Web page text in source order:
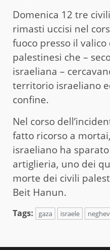
Domenica 12 tre
rimasti uccisi nel
fuoco presso il
palestinesi che –
israeliana –
territorio israeliano
confine.
Nel corso
fatto ricorso a
israeliano ha
artiglieria, uno dei
morte dei civili
Beit Hanun.
Tags: gaza israele neghev